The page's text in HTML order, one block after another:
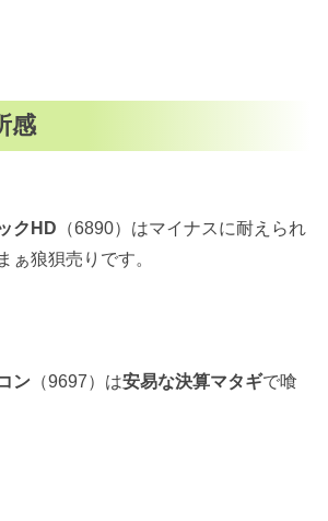
感
クHD （6890）はマイナスに耐えられ
ぁ狼狽売りです。
ン （9697）は安易な決算マタギで喰